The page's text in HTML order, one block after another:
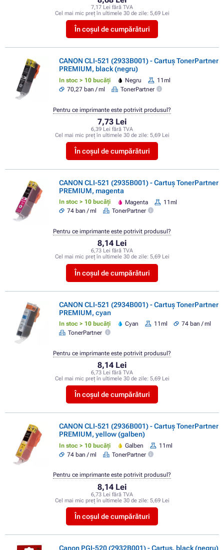
7,17 Lei fără TVA
Cel mai mic preț în ultimele 30 de zile: 5,69 Lei
În coșul de cumpărături
CANON CLI-521 (2933B001) - Cartuș TonerPartner
PREMIUM, black (negru)
In stoc > 10 bucăți Negru
11ml
70,27 ban / ml
TonerPartner
7,73 Lei
6,39 Lei fără TVA
Cel mai mic preț în ultimele 30 de zile: 5,69 Lei
În coșul de cumpărături
Pentru ce imprimante este potrivit produsul?
CANON CLI-521 (2935B001) - Cartuș TonerPartner
PREMIUM, magenta
In stoc > 10 bucăți Magenta
11ml
74 ban / ml
TonerPartner
8,14 Lei
6,73 Lei fără TVA
Cel mai mic preț în ultimele 30 de zile: 5,69 Lei
În coșul de cumpărături
Pentru ce imprimante este potrivit produsul?
CANON CLI-521 (2934B001) - Cartuș TonerPartner
PREMIUM, cyan
In stoc > 10 bucăți Cyan 11ml
74 ban / ml
TonerPartner
8,14 Lei
6,73 Lei fără TVA
Cel mai mic preț în ultimele 30 de zile: 5,69 Lei
În coșul de cumpărături
Pentru ce imprimante este potrivit produsul?
CANON CLI-521 (2936B001) - Cartuș TonerPartner
PREMIUM, yellow (galben)
In stoc > 10 bucăți Galben
11ml
74 ban / ml
TonerPartner
8,14 Lei
6,73 Lei fără TVA
Cel mai mic preț în ultimele 30 de zile: 5,69 Lei
În coșul de cumpărături
Pentru ce imprimante este potrivit produsul?
Canon PGI-520 (2932B001) - Cartuș, black (negru)